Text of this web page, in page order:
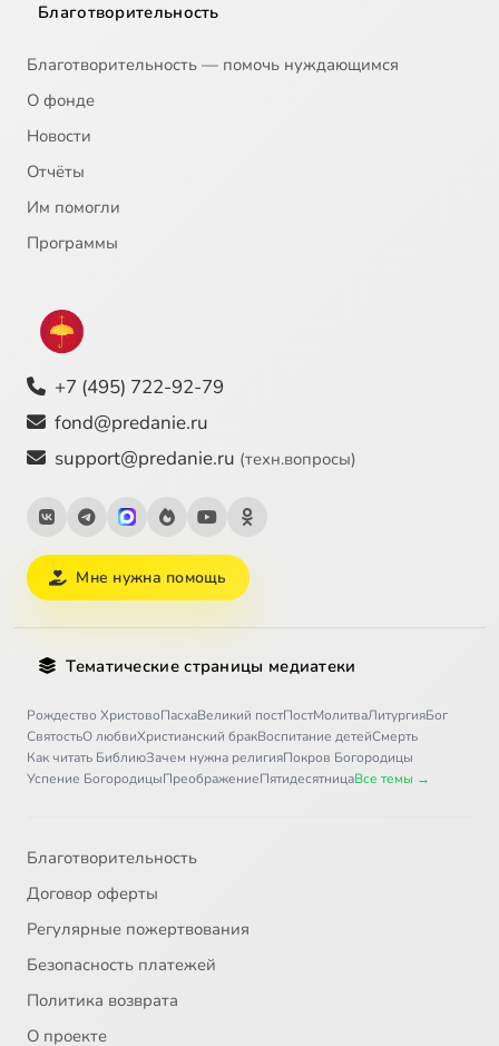
Благотворительность
Благотворительность — помочь нуждающимся
О фонде
Новости
Отчёты
Им помогли
Программы
+7 (495) 722-92-79
fond@predanie.ru
support@predanie.ru (техн.вопросы)
Мне нужна помощь
Тематические страницы медиатеки
Рождество ХристовоПасхаВеликий постПостМолитваЛитургияБог
СвятостьО любвиХристианский бракВоспитание детейСмерть
Как читать БиблиюЗачем нужна религияПокров Богородицы
Успение БогородицыПреображениеПятидесятницаВсе темы →
Благотворительность
Договор оферты
Регулярные пожертвования
Безопасность платежей
Политика возврата
О проекте